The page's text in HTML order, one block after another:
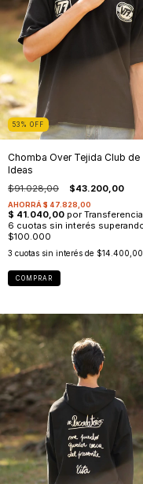
53 % OFF
Chomba Over Tejida Club de
Ideas
$91.028,00 $43.200,00
3 cuotas sin interés de $14.400,00
COMPRAR